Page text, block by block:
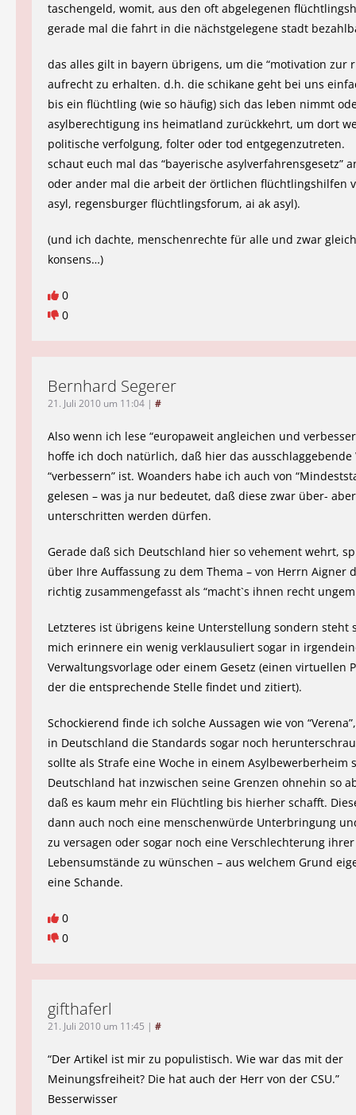
taschengeld, womit, aus den oft abgelegenen
gerade mal die fahrt in die nächstgelegene stadt
das alles gilt in bayern übrigens, um die “motivation zur
aufrecht zu erhalten. d.h. die schikane geht bei uns
bis ein flüchtling (wie so häufig) sich das leben nimmt
asylberechtigung ins heimatland zurückkehrt, um dort
politische verfolgung, folter oder tod entgegenzutreten.
schaut euch mal das “bayerische asylverfahrensgesetz”
oder ander mal die arbeit der örtlichen flüchtlingshilfen
asyl, regensburger flüchtlingsforum, ai ak asyl).
(und ich dachte, menschenrechte für alle und zwar
konsens…)
0
0
Bernhard Segerer
21. Juli 2010 um 11:04 | #
Also wenn ich lese “europaweit angleichen und
hoffe ich doch natürlich, daß hier das ausschlaggebende
“verbessern” ist. Woanders habe ich auch von
gelesen – was ja nur bedeutet, daß diese zwar über-
unterschritten werden dürfen.
Gerade daß sich Deutschland hier so vehement wehrt,
über Ihre Auffassung zu dem Thema – von Herrn Aigner
richtig zusammengefasst als “macht`s ihnen recht
Letzteres ist übrigens keine Unterstellung sondern steht
mich erinnere ein wenig verklausuliert sogar in
Verwaltungsvorlage oder einem Gesetz (einen virtuellen
der die entsprechende Stelle findet und zitiert).
Schockierend finde ich solche Aussagen wie von
in Deutschland die Standards sogar noch
sollte als Strafe eine Woche in einem Asylbewerberheim
Deutschland hat inzwischen seine Grenzen ohnehin so
daß es kaum mehr ein Flüchtling bis hierher schafft.
dann auch noch eine menschenwürde Unterbringung
zu versagen oder sogar noch eine Verschlechterung ihrer
Lebensumstände zu wünschen – aus welchem Grund
eine Schande.
0
0
gifthaferl
21. Juli 2010 um 11:45 | #
“Der Artikel ist mir zu populistisch. Wie war das mit der
Meinungsfreiheit? Die hat auch der Herr von der CSU.”
Besserwisser